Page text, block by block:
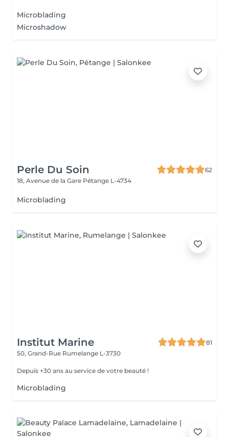
Microblading
Microshadow
Perle Du Soin
62
18, Avenue de la Gare Pétange L-4734
Microblading
Institut Marine
81
50, Grand-Rue Rumelange L-3730
Depuis +30 ans au service de votre beauté !
Microblading